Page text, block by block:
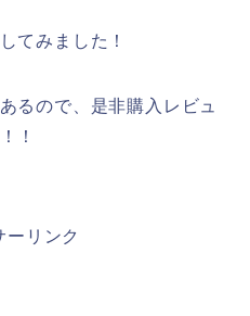
てみました！
るので、是非購入レビュ
！
ーリンク